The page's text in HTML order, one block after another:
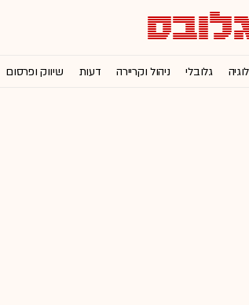
גלובלי ניהול וקריירה דעות שיווק ופרסום